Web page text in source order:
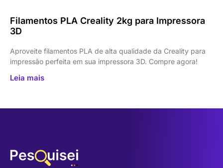
Filamentos PLA Creality 2kg para Impressora
3D
Aproveite filamentos PLA de alta qualidade da Creality para
impressão perfeita em sua impressora 3D. Compre agora!
Leia mais